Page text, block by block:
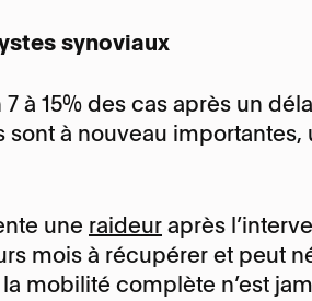
synoviaux
à 15% des cas après un
sont à nouveau
une raideur après
mois à récupérer et peut
mobilité complète n’est